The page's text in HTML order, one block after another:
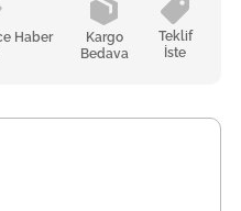
Haber
Kargo
Bedava
Teklif
İste